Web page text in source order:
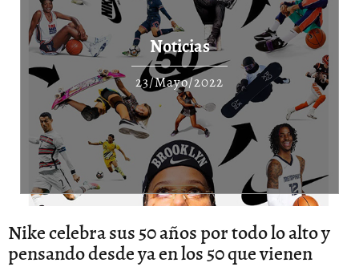
Noticias
23/Mayo/2022
Nike celebra sus 50 años por todo lo alto y
pensando desde ya en los 50 que vienen